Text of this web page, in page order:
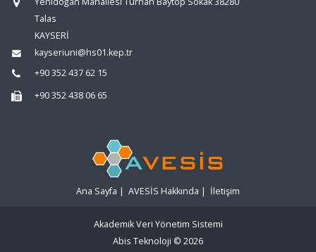
Talas
KAYSERİ
kayseriuni@hs01.kep.tr
+90 352 437 62 15
+90 352 438 06 65
Ana Sayfa | AVESİS Hakkında | İletişim
Akademik Veri Yönetim Sistemi
Abis Teknoloji © 2026